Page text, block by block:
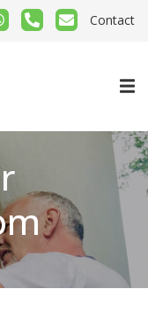
Contact